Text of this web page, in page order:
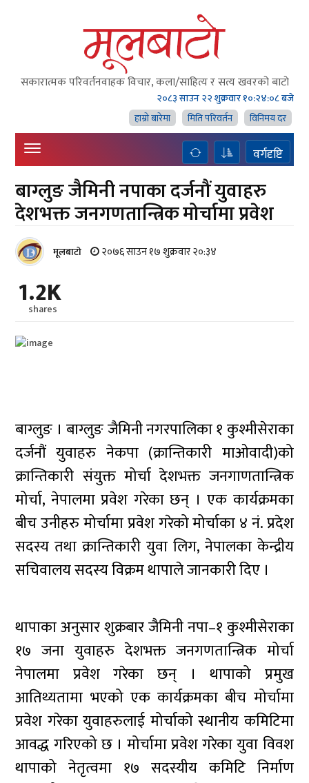
सकारात्मक परिवर्तनवाहक विचार, कला/साहित्य र सत्य खवरको बाटाे
२०८३ साउन २२ शुक्रवार१०:२४:०९ बजे
हाम्राे बारेमा
मिति परिवर्तन विनिमय दर
वर्गदृष्टि
बाग्लुङ जैमिनी नपाका दर्जनौं युवाहरु
देशभक्त जनगणतान्त्रिक मोर्चामा प्रवेश
मूलबाटाे २०७६ साउन १७ शुक्रवार २०:३४
1.2K
shares
बाग्लुङ । बाग्लुङ जैमिनी नगरपालिका १ कुश्मीसेराका
दर्जनौं युवाहरु नेकपा (क्रान्तिकारी माओवादी)को
क्रान्तिकारी संयुक्त मोर्चा देशभक्त जनगाणतान्त्रिक
मोर्चा, नेपालमा प्रवेश गरेका छन् । एक कार्यक्रमका
बीच उनीहरु मोर्चामा प्रवेश गरेको मोर्चाका ४ नं. प्रदेश
सदस्य तथा क्रान्तिकारी युवा लिग, नेपालका केन्द्रीय
सचिवालय सदस्य विक्रम थापाले जानकारी दिए ।
थापाका अनुसार शुक्रबार जैमिनी नपा–१ कुश्मीसेराका
१७ जना युवाहरु देशभक्त जनगणतान्त्रिक मोर्चा
नेपालमा प्रवेश गरेका छन् । थापाको प्रमुख
आतिथ्यतामा भएको एक कार्यक्रमका बीच मोर्चामा
प्रवेश गरेका युवाहरुलाई मोर्चाको स्थानीय कमिटिमा
आवद्ध गरिएको छ । मोर्चामा प्रवेश गरेका युवा विवश
थापाको नेतृत्वमा १७ सदस्यीय कमिटि निर्माण